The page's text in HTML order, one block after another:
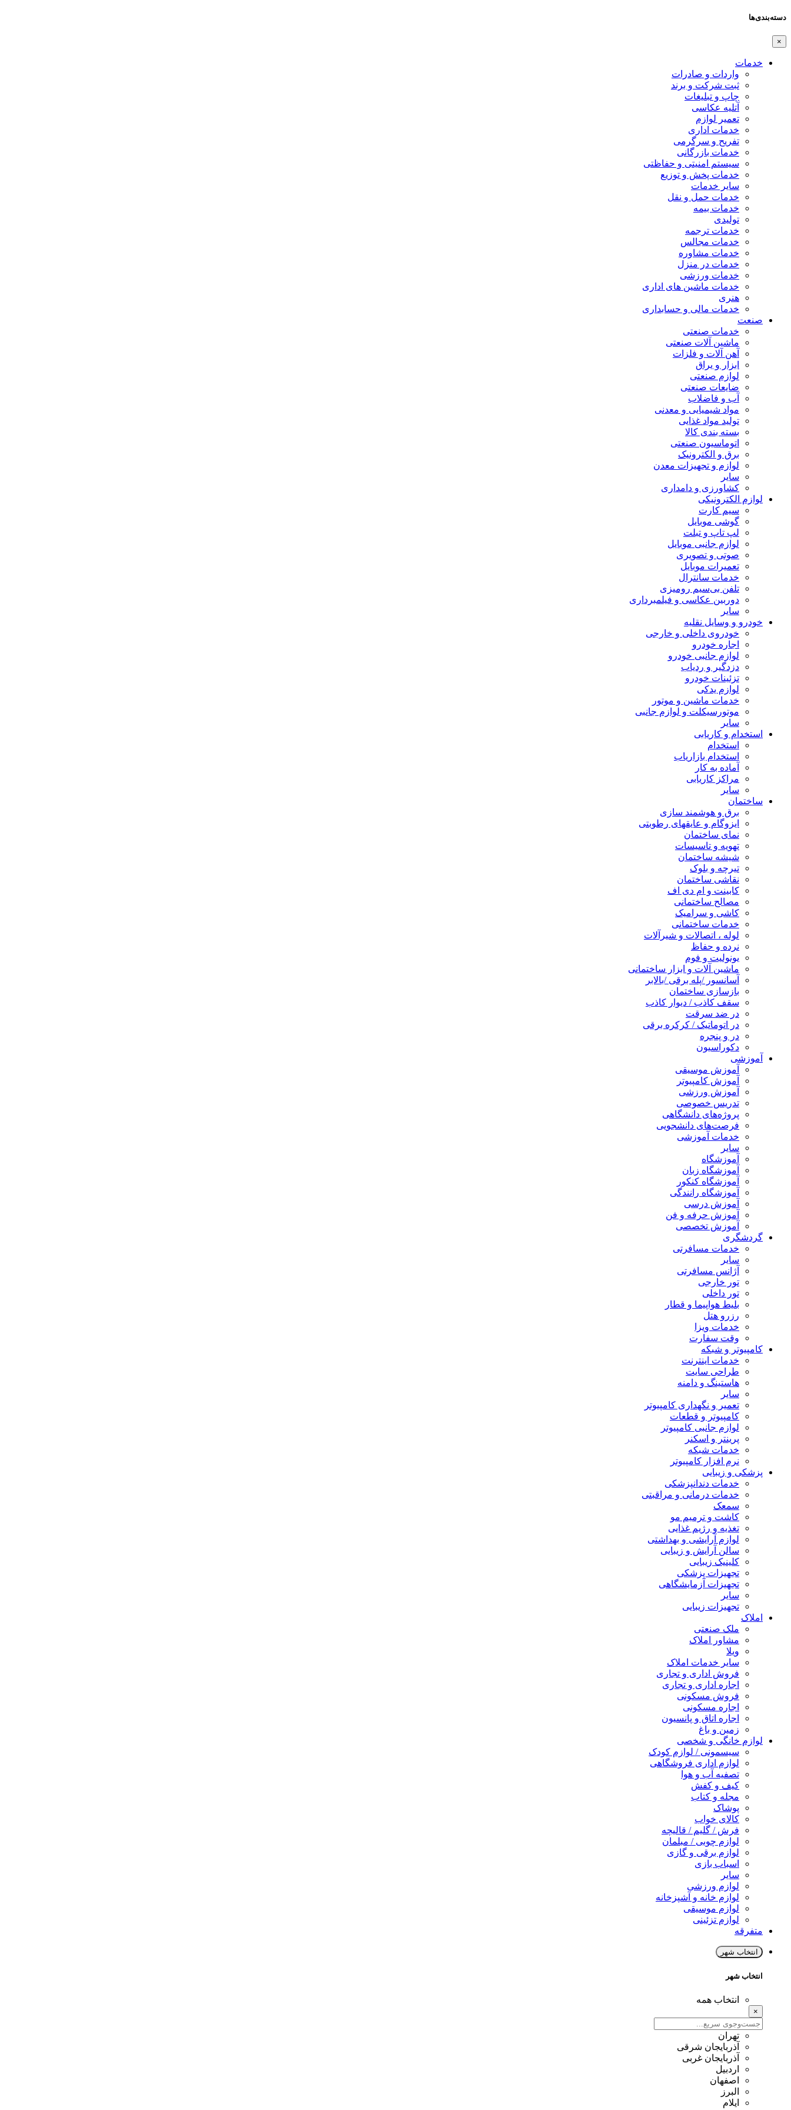
دسته‌بندی‌ها
×
خدمات
واردات و صادرات
ثبت شرکت و برند
چاپ و تبلیغات
آتلیه عکاسی
تعمیر لوازم
خدمات اداری
تفریح و سرگرمی
خدمات بازرگانی
سیستم امنیتی و حفاظتی
خدمات پخش و توزیع
سایر خدمات
خدمات حمل و نقل
خدمات بیمه
تولیدی
خدمات ترجمه
خدمات مجالس
خدمات مشاوره
خدمات در منزل
خدمات ورزشی
خدمات ماشین های اداری
هنری
خدمات مالی و حسابداری
صنعت
خدمات صنعتی
ماشین آلات صنعتی
آهن آلات و فلزات
ابزار و یراق
لوازم صنعتی
ضایعات صنعتی
آب و فاضلاب
مواد شیمیایی و معدنی
تولید مواد غذایی
بسته بندی کالا
اتوماسیون صنعتی
برق و الکترونیک
لوازم و تجهیزات معدن
سایر
کشاورزی و دامداری
لوازم الکترونیکی
سیم کارت
گوشی موبایل
لپ تاپ و تبلت
لوازم جانبی موبایل
صوتی و تصویری
تعمیرات موبایل
خدمات سانترال
تلفن بی‌سیم رومیزی
دوربین عکاسی و فیلمبرداری
سایر
خودرو و وسایل نقلیه
خودروی داخلی و خارجی
اجاره خودرو
لوازم جانبی خودرو
دزدگیر و ردیاب
تزئینات خودرو
لوازم یدکی
خدمات ماشین و موتور
موتورسیکلت و لوازم جانبی
سایر
استخدام و کاریابی
استخدام
استخدام بازاریاب
آماده به کار
مراکز کاریابی
سایر
ساختمان
برق و هوشمند سازی
ایزوگام و عایقهای رطوبتی
نمای ساختمان
تهویه و تاسیسات
شیشه ساختمان
تیرچه و بلوک
نقاشی ساختمان
کابینت و ام دی اف
مصالح ساختمانی
کاشی و سرامیک
خدمات ساختمانی
لوله ، اتصالات و شیرآلات
نرده و حفاظ
یونولیت و فوم
ماشین آلات و ابزار ساختمانی
آسانسور /پله برقی /بالابر
بازسازی ساختمان
سقف کاذب / دیوار کاذب
در ضد سرقت
در اتوماتیک / کرکره برقی
در و پنجره
دکوراسیون
آموزشی
آموزش موسیقی
آموزش کامپیوتر
آموزش ورزشی
تدریس خصوصی
پروژه‌های دانشگاهی
فرصت‌های دانشجویی
خدمات آموزشی
سایر
آموزشگاه
آموزشگاه زبان
آموزشگاه کنکور
آموزشگاه رانندگی
آموزش درسی
آموزش حرفه و فن
آموزش تخصصی
گردشگری
خدمات مسافرتی
سایر
آژانس مسافرتی
تور خارجی
تور داخلی
بلیط هواپیما و قطار
رزرو هتل
خدمات ویزا
وقت سفارت
کامپیوتر و شبکه
خدمات اینترنت
طراحی سایت
هاستینگ و دامنه
سایر
تعمیر و نگهداری کامپیوتر
کامپیوتر و قطعات
لوازم جانبی کامپیوتر
پرینتر و اسکنر
خدمات شبکه
نرم افزار کامپیوتر
پزشکی و زیبایی
خدمات دندانپزشکی
خدمات درمانی و مراقبتی
سمعک
کاشت و ترمیم مو
تغذیه و رژیم غذایی
لوازم آرایشی و بهداشتی
سالن آرایش و زیبایی
کلینیک زیبایی
تجهیزات پزشکی
تجهیزات آزمایشگاهی
سایر
تجهیزات زیبایی
املاک
ملک صنعتی
مشاور املاک
ویلا
سایر خدمات املاک
فروش اداری و تجاری
اجاره اداری و تجاری
فروش مسکونی
اجاره مسکونی
اجاره اتاق و پانسیون
زمین و باغ
لوازم خانگی و شخصی
سیسمونی / لوازم کودک
لوازم اداری فروشگاهی
تصفیه آب و هوا
کیف و کفش
مجله و کتاب
پوشاک
کالای خواب
فرش / گلیم / قالیچه
لوازم چوبی / مبلمان
لوازم برقی و گازی
اسباب بازی
سایر
لوازم ورزشی
لوازم خانه و آشپزخانه
لوازم موسیقی
لوازم تزئینی
متفرقه
انتخاب شهر
انتخاب شهر
انتخاب همه
×
تهران
آذربایجان شرقی
آذربایجان غربی
اردبیل
اصفهان
البرز
ایلام